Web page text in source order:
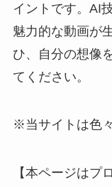
イントです。AI
魅力的な動画が
ひ、自分の想像
てください。
※当サイトは色
【本ページはプ